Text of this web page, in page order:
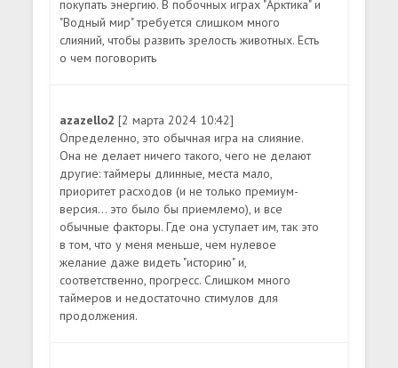
покупать энергию. В побочных играх "Арктика" и
"Водный мир" требуется слишком много
слияний, чтобы развить зрелость животных. Есть
о чем поговорить
azazello2[2 марта 2024 10:42]
Определенно, это обычная игра на слияние.
Она не делает ничего такого, чего не делают
другие: таймеры длинные, места мало,
приоритет расходов (и не только премиум-
версия... это было бы приемлемо), и все
обычные факторы. Где она уступает им, так это
в том, что у меня меньше, чем нулевое
желание даже видеть "историю" и,
соответственно, прогресс. Слишком много
таймеров и недостаточно стимулов для
продолжения.